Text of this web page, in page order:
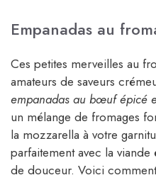
Empanadas au
Ces petites merveilles au
amateurs de saveurs
empanadas au bœuf épicé
un mélange de fromages
la mozzarella à votre
parfaitement avec la
de douceur. Voici